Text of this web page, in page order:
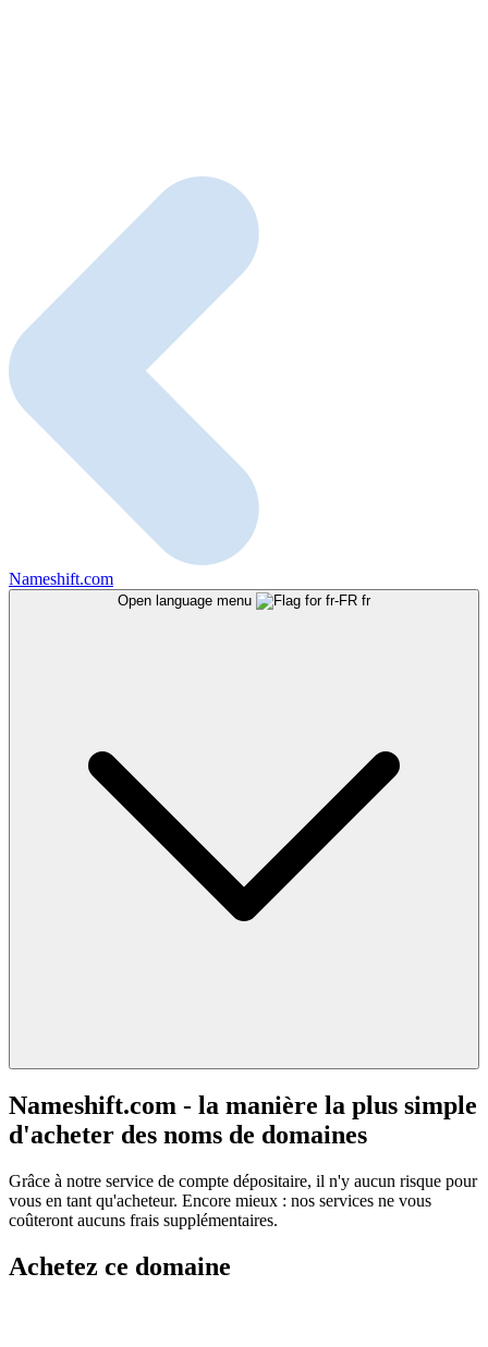
Nameshift.com
Open language menu fr
Nameshift.com - la manière la plus simple
d'acheter des noms de domaines
Grâce à notre service de compte dépositaire, il n'y aucun risque pour
vous en tant qu'acheteur. Encore mieux : nos services ne vous
coûteront aucuns frais supplémentaires.
Achetez ce domaine